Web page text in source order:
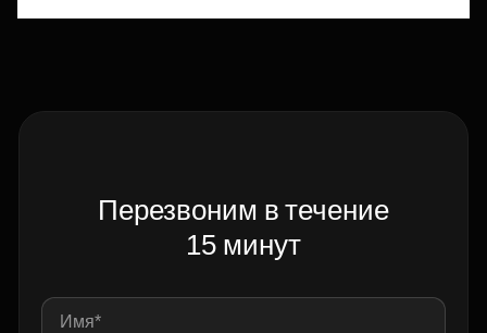
Перезвоним в течение
15 минут